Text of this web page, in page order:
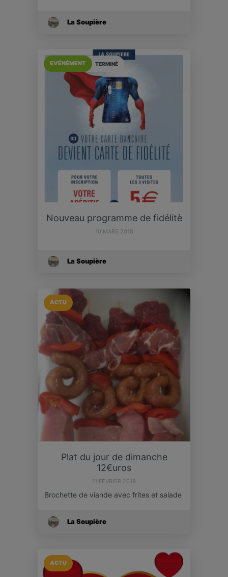
La Soupière
TERMINÉ
EVÉNÉMENT
Nouveau programme de fidélitè
10 MARS 2018
La Soupière
ACTU
Plat du jour de dimanche
12€uros
11 FÉVRIER 2018
Brochette de viande avec frites et salade
La Soupière
ACTU